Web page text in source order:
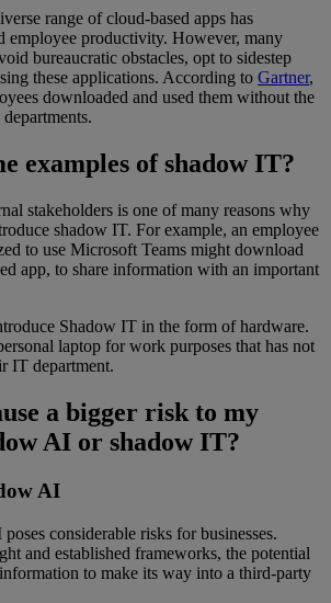
range of cloud-based apps has
employee productivity. However, many
bureaucratic obstacles, opt to sidestep
these applications. According to Gartner,
downloaded and used them without the
examples of shadow IT?
stakeholders is one of many reasons why
shadow IT. For example, an employee
to use Microsoft Teams might download
app, to share information with an important
Shadow IT in the form of hardware.
laptop for work purposes that has not
IT department.
a bigger risk to my
AI or shadow IT?
AI
considerable risks for businesses.
and established frameworks, the potential
to make its way into a third-party